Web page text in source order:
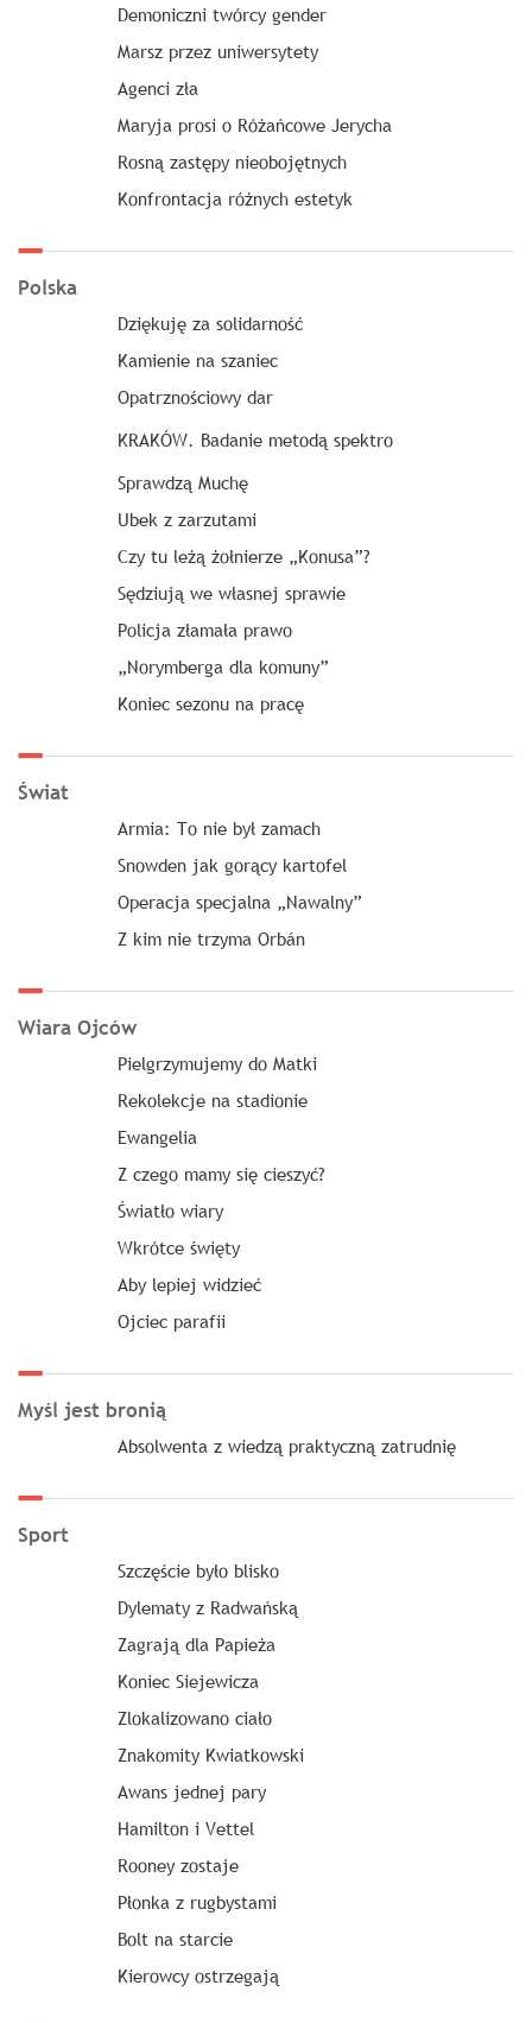
Demoniczni twórcy gender
Marsz przez uniwersytety
Agenci zła
Maryja prosi o Różańcowe Jerycha
Rosną zastępy nieobojętnych
Konfrontacja różnych estetyk
Polska
Dziękuję za solidarność
Kamienie na szaniec
Opatrznościowy dar
KRAKÓW. Badanie metodą spektro
Sprawdzą Muchę
Ubek z zarzutami
Czy tu leżą żołnierze „Konusa”?
Sędziują we własnej sprawie
Policja złamała prawo
„Norymberga dla komuny”
Koniec sezonu na pracę
Świat
Armia: To nie był zamach
Snowden jak gorący kartofel
Operacja specjalna „Nawalny”
Z kim nie trzyma Orbán
Wiara Ojców
Pielgrzymujemy do Matki
Rekolekcje na stadionie
Ewangelia
Z czego mamy się cieszyć?
Światło wiary
Wkrótce święty
Aby lepiej widzieć
Ojciec parafii
Myśl jest bronią
Absolwenta z wiedzą praktyczną zatrudnię
Sport
Szczęście było blisko
Dylematy z Radwańską
Zagrają dla Papieża
Koniec Siejewicza
Zlokalizowano ciało
Znakomity Kwiatkowski
Awans jednej pary
Hamilton i Vettel
Rooney zostaje
Płonka z rugbystami
Bolt na starcie
Kierowcy ostrzegają